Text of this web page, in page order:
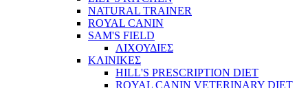
NATURAL TRAINER
ROYAL CANIN
SAM'S FIELD
ΛΙΧΟΥΔΙΕΣ
ΚΛΙΝΙΚΕΣ
HILL'S PRESCRIPTION DIET
ROYAL CANIN VETERINARY DIET